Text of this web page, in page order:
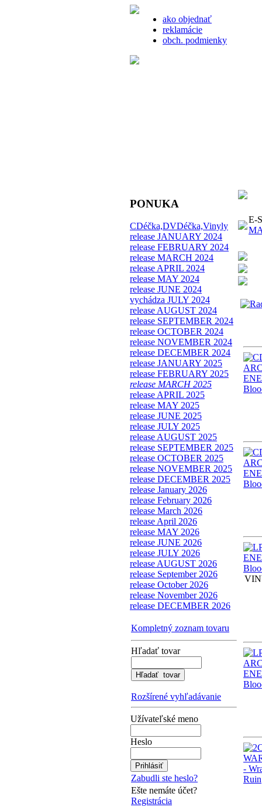
ako objednať
reklamácie
obch. podmienky
PONUKA
CDéčka,DVDéčka,Vinyly
release JANUARY 2024
release FEBRUARY 2024
release MARCH 2024
release APRIL 2024
release MAY 2024
release JUNE 2024
vychádza JULY 2024
release AUGUST 2024
release SEPTEMBER 2024
release OCTOBER 2024
release NOVEMBER 2024
release DECEMBER 2024
release JANUARY 2025
release FEBRUARY 2025
release MARCH 2025
release APRIL 2025
release MAY 2025
release JUNE 2025
release JULY 2025
release AUGUST 2025
release SEPTEMBER 2025
release OCTOBER 2025
release NOVEMBER 2025
release DECEMBER 2025
release January 2026
release February 2026
release March 2026
release April 2026
release MAY 2026
release JUNE 2026
release JULY 2026
release AUGUST 2026
release September 2026
release October 2026
release November 2026
release DECEMBER 2026
Kompletný zoznam tovaru
Hľadať tovar
Rozšírené vyhľadávanie
Užívateľské meno
Heslo
Zabudli ste heslo?
Ešte nemáte účet?
Registrácia
E-